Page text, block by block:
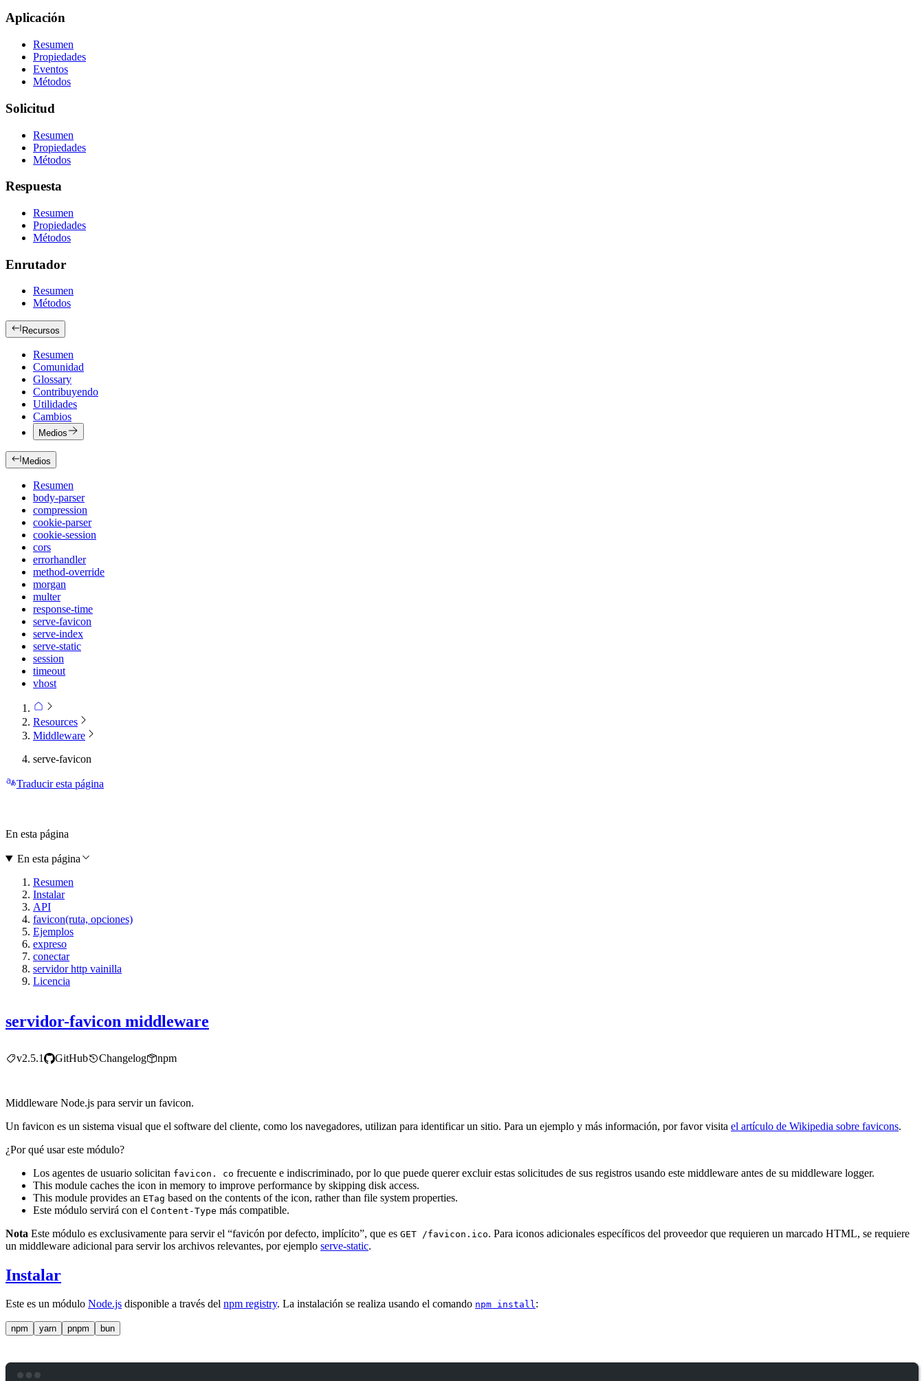
Aplicación
Resumen
Propiedades
Eventos
Métodos
Solicitud
Resumen
Propiedades
Métodos
Respuesta
Resumen
Propiedades
Métodos
Enrutador
Resumen
Métodos
Recursos
Resumen
Comunidad
Glossary
Contribuyendo
Utilidades
Cambios
Medios
Medios
Resumen
body-parser
compression
cookie-parser
cookie-session
cors
errorhandler
method-override
morgan
multer
response-time
serve-favicon
serve-index
serve-static
session
timeout
vhost
Resources
Middleware
serve-favicon
Traducir esta página
servidor-favicon middleware
v2.5.1 GitHub Changelog npm
Middleware Node.js para servir un favicon.
Un favicon es un sistema visual que el software del cliente, como los navegadores, utilizan para identificar un sitio. Para un ejemplo y más información, por favor visita el artículo de Wikipedia sobre favicons.
¿Por qué usar este módulo?
Los agentes de usuario solicitan favicon. co frecuente e indiscriminado, por lo que puede querer excluir estas solicitudes de sus registros usando este middleware antes de su middleware logger.
This module caches the icon in memory to improve performance by skipping disk access.
This module provides an ETag based on the contents of the icon, rather than file system properties.
Este módulo servirá con el Content-Type más compatible.
Nota Este módulo es exclusivamente para servir el “favicón por defecto, implícito”, que es GET /favicon.ico. Para iconos adicionales específicos del proveedor que requieren un marcado HTML, se requiere
un middleware adicional para servir los archivos relevantes, por ejemplo serve-static.
Instalar
Este es un módulo Node.js disponible a través del npm registry. La instalación se realiza usando el comando npm install:
npm yarn pnpm bun
En esta página
En esta página
Resumen
Instalar
API
favicon(ruta, opciones)
Ejemplos
expreso
conectar
servidor http vainilla
Licencia